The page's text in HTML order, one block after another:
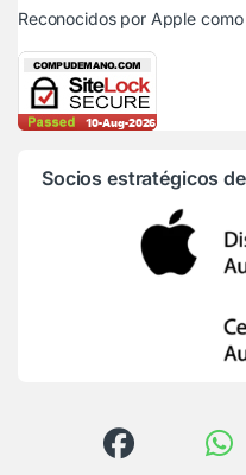
Reconocidos por Apple como
Socios estratégicos